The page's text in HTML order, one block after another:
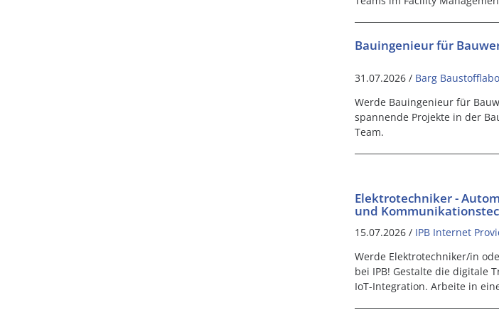
Bauingenieur für
31.07.2026 / Barg
Werde Bauingenieur für
spannende Projekte in der
Team.
Elektrotechniker -
und
15.07.2026 / IPB Internet
Werde Elektrotechniker/in
bei IPB! Gestalte die digitale
IoT-Integration. Arbeite in